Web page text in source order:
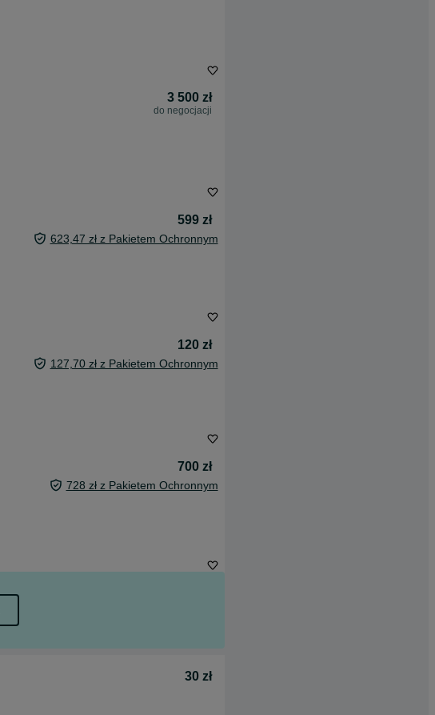
3 500 zł
do negocjacji
599 zł
623,47 zł z Pakietem Ochronnym
120 zł
127,70 zł z Pakietem Ochronnym
700 zł
728 zł z Pakietem Ochronnym
30 zł